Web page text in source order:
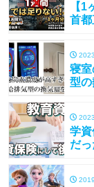
【
首
寝
型
学資
だ